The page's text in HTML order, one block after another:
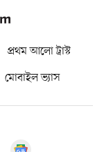
প্রথম আলো ট্রাস্ট
মোবাইল ভ্যাস